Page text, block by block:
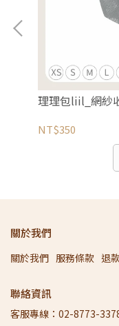
理理包liil_網紗
NT$350
關於我們
關於我們 服務條款 退
聯絡資訊
客服專線：02-8773-